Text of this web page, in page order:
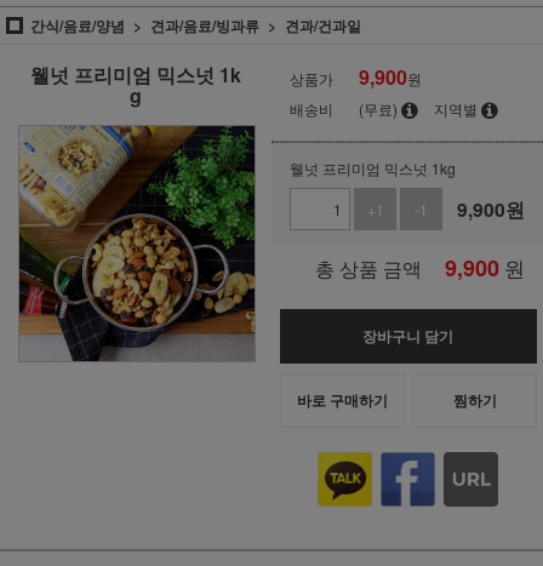
간식/음료/양념
견과/음료/빙과류 견과/건과일
웰넛 프리미엄 믹스넛 1k
g
상품가 9,900원
배송비
(무료) 지역별
웰넛 프리미엄 믹스넛 1kg
+1
-1 9,900원
총 상품 금액 9,900 원
장바구니 담기
바로 구매하기 찜하기